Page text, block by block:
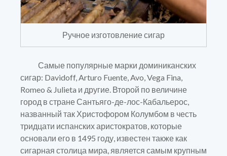
Ручное изготовление сигар
Самые популярные марки доминиканских
сигар: Davidoff, Arturo Fuente, Avo, Vega Fina,
Romeo & Julieta и другие. Второй по величине
город в стране Сантьяго-де-лос-Кабальерос,
названный так Христофором Колумбом в честь
тридцати испанских аристократов, которые
основали его в 1495 году, известен также как
сигарная столица мира, является самым крупным